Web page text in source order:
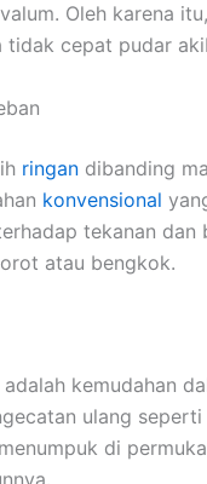
Oleh karena
tidak cepat pudar
ringan dibanding
konvensional
tekanan dan
atau bengkok.
kemudahan
ulang
di